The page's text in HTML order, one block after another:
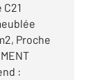
Proche
: